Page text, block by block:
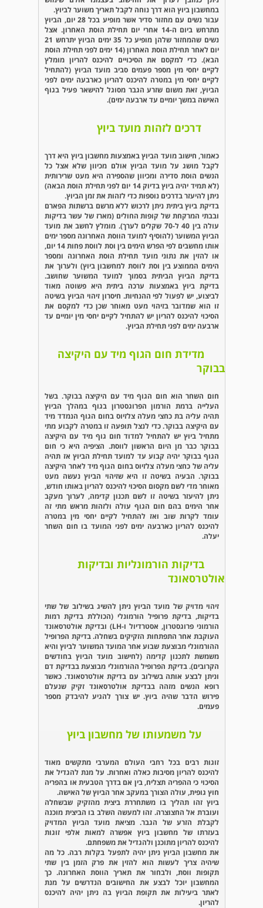
במחשבון ביוץ הוא דרך נוחה לקבל תאריך משוער לביוץ.
עבור נשים עם מחזור סדיר אשר מופיע בכל 28 יום, הביוץ
מתרחש ביום ה-14 אחרי יום תחילת הוסת האחרון. אצל
נשים שהמחזור שלהן מופיע כל 35 ימים הביוץ יתרחש 21
יום לאחר תחילת הוסת האחרון (14 ימים לפני תחילת הוסת
הבא). כדי למקסם את הסיכויים להיכנס להריון מומלץ
לקיים יחסי מין מספר פעמים סביב מועד הביוץ (להתחיל
לקיים יחסי מין במטרה להיכנס להריון כארבעה ימים לפני
הביוץ, זאת משום שזרע הגבר מסוגל להישאר פעיל בגוף
האישה במשך יומיים עד ארבעה ימים).
דרכים לזהות מועד ביוץ
כאמור, חישוב מועד הביוץ באמצעות מחשבון ביוץ היא דרך
לקבל מושג על מועד הביוץ אולם מכיוון שלא אצל כל
הנשים הוסת סדירה ומכיוון שהספירה היא מעט שרירותית
(לא תמיד יהיה ביוץ בדיוק 14 יום לפני תחילת הוסת הבאה)
ניתן להיעזר בדרכים נוספות כדי לזהות את זמן הביוץ.
בדיקת ביוץ ביתית ניתן לרכוש ללא מרשם ברשתות הפארם
ובבתי המרקחת של קופות החולים (מארז של עשר בדיקות
עולה בין 40 ל-70 שקלים לערך). מומלץ לחשב את מועד
הביוץ המשוער (להוסיף למועד הווסת האחרונה מספר ימים
אותו מחשבים לפי הפרש הימים בין וסת לווסת פחות 14 יום,
או להזין את נתוני מועד תחילת הוסת האחרונה ומספר
הימים הממוצע בין וסת לווסת למחשבון ביוץ) ולערוך את
בדיקת הביוץ הביתית בסמוך למועד המשוער שחושב.
בדיקת ביוץ באמצעות ערכה ביתית היא פשוטה מאוד
לביצוע, יש לפעול לפי ההנחיות. חיסרון זיהוי הביוץ בשיטה
זו הוא שמדובר בזיהוי מעט מאוחר שכן כדי למקסם את
הסיכוי להיכנס להריון יש להתחיל לקיים יחסי מין יומיים עד
ארבעה ימים לפני תחילת הביוץ.
מדידת חום הגוף מיד עם היקיצה
בבוקר
חום השחר הוא חום הגוף מיד עם היקיצה בבוקר. בשל
העלייה ברמת הורמון הפרוגסטרון בגוף במהלך הביוץ
תהיה עליה בת כחצי מעלה צלזיוס בחום הגוף הנמדד מיד
עם היקיצה בבוקר. כדי לנצל תופעה זו במטרה לקבוע מתי
מתחיל ביוץ יש להתחיל למדוד חום גוף מיד עם היקיצה
בבוקר כבר מן היום הראשון לווסת. הציפיה היא כי חום
הגוף בבוקר יהיה קבוע עד למועד תחילת הביוץ אז תהיה
עליה של כחצי מעלה צלזיוס בחום הגוף מיד לאחר היקיצה
בבוקר. הבעיה בשיטה זו היא שזיהוי הביוץ נעשה מעט
מאוחר מדי לשם מקסום הסיכוי להיכנס להריון באותו חודש,
ניתן להיעזר בשיטה זו לשם תכנון קדימה, לערוך מעקב
אחר הימים בהם חום הגוף עולה ולזהות מראש מתי זה
עומד לקרות שוב ואז להתחיל לקיים יחסי מין במטרה
להיכנס להריון כארבעה ימים לפני המועד בו חום השחר
יעלה.
בדיקות הורמונליות ובדיקות
אולטרסאונד
זיהוי מדויק של מועד הביוץ ניתן להשיג בשילוב של שתי
בדיקות, בדיקת פרופיל הורמונלי (הכוללת בדיקת רמות
הורמוני פרוגסטרון, אסטרדיול ו-LH) ובדיקת אולטרסאונד
העוקבת אחר התפתחות הזקיקים בשחלה. בדיקת הפרופיל
ההורמונלי מבוצעת שבוע אחר המועד המשוער לביוץ והיא
משמשת לתכנון קדימה (לחישוב מועד הביוץ בחודשים
הקרובים). בדיקת הפרופיל ההורמונלי מבוצעת בבדיקת דם
וניתן לבצע אותה בשילוב עם בדיקת אולטרסאונד. כאשר
רופא הנשים מזהה בבדיקת אולטרסאונד זקיק שנעלם
פירוש הדבר שהיה ביוץ. יש צורך להגיע להיבדק מספר
פעמים.
על משמעותו של מחשבון ביוץ
זוגות רבים בכל רחבי העולם המערבי מתקשים מאוד
להיכנס להריון מסיבות כאלה ואחרות. על מנת להגדיל את
הסיכוי כי ההפריה תצליח, בין אם בדרך הטבעית או בהפריה
חוץ גופית, עולה הצורך במעקב אחר הביוץ של האישה.
ביוץ זהו תהליך בו משתחררת ביצית מהזקיק שבשחלה
ועוברת אל החצוצרה. זהו למעשה השלב בו הביצית מוכנה
לקבלת הזרע של הגבר. מציאת מועד הביוץ המדויק
בעזרתו של מחשבון ביוץ אפשרה למאות אלפי זוגות
להיכנס להריון מתוכנן ולהגדיל את משפחתם.
את מחשבון הביוץ ניתן יהיה לתפעל בקלות רבה. כל מה
שיהיה צריך לעשות הוא להזין את פרק הזמן בין שתי
תקופות ווסת, ולבחור את תאריך הווסת האחרונה. כך
המחשבון יוכל לבצע את החישובים הנדרשים על מנת
לאתר ביעילות את תקופת הביוץ בה ניתן יהיה להיכנס
להריון.